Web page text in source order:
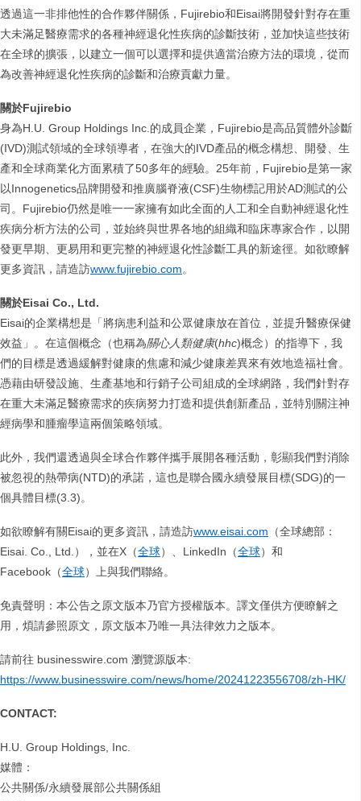
透過這一非排他性的合作夥伴關係，Fujirebio和Eisai將開發針對存在重
大未滿足醫療需求的各種神經退化性疾病的診斷技術，並加快這些技術
在全球的擴張，以建立一個可以選擇和提供適當治療方法的環境，從而
為改善神經退化性疾病的診斷和治療貢獻力量。
關於Fujirebio
身為H.U. Group Holdings Inc.的成員企業，Fujirebio是高品質體外診斷
(IVD)測試領域的全球領導者，在強大的IVD產品的概念構想、開發、生
產和全球商業化方面累積了50多年的經驗。25年前，Fujirebio是第一家
以Innogenetics品牌開發和推廣腦脊液(CSF)生物標記用於AD測試的公
司。Fujirebio仍然是唯一一家擁有如此全面的人工和全自動神經退化性
疾病分析方法的公司，並始終與世界各地的組織和臨床專家合作，以開
發更早期、更易用和更完整的神經退化性診斷工具的新途徑。如欲瞭解
更多資訊，請造訪www.fujirebio.com。
關於Eisai Co., Ltd.
Eisai的企業構想是「將病患利益和公眾健康放在首位，並提升醫療保健
效益」。在這個概念（也稱為關心人類健康(hhc)概念）的指導下，我
們的目標是透過緩解對健康的焦慮和減少健康差異來有效地造福社會。
憑藉由研發設施、生產基地和行銷子公司組成的全球網路，我們針對存
在重大未滿足醫療需求的疾病努力打造和提供創新產品，並特別關注神
經病學和腫瘤學這兩個策略領域。
此外，我們還透過與全球合作夥伴攜手展開各種活動，彰顯我們對消除
被忽視的熱帶病(NTD)的承諾，這也是聯合國永續發展目標(SDG)的一
個具體目標(3.3)。
如欲瞭解有關Eisai的更多資訊，請造訪www.eisai.com （全球總部：
Eisai. Co., Ltd.），並在X（全球）、LinkedIn（全球）和
Facebook（全球）上與我們聯絡。
免責聲明：本公告之原文版本乃官方授權版本。譯文僅供方便瞭解之
用，煩請參照原文，原文版本乃唯一具法律效力之版本。
請前往 businesswire.com 瀏覽源版本:
https://www.businesswire.com/news/home/20241223556708/zh-HK/
CONTACT:
H.U. Group Holdings, Inc.
媒體：
公共關係/永續發展部公共關係組